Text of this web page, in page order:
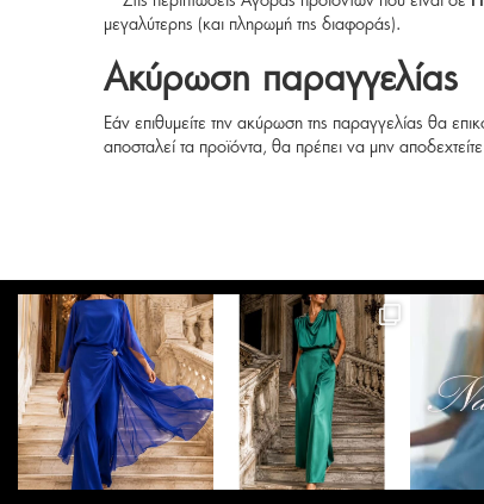
μεγαλύτερης (και πληρωμή της διαφοράς).
Ακύρωση παραγγελίας
Εάν επιθυμείτε την ακύρωση της παραγγελίας θα
αποσταλεί τα προϊόντα, θα πρέπει να μην